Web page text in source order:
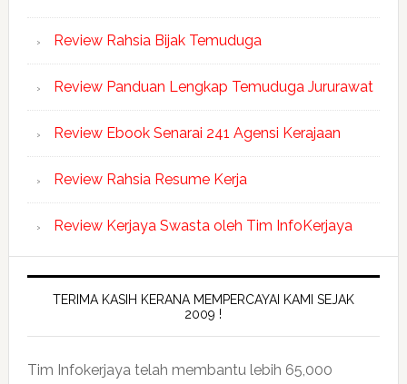
Review Rahsia Bijak Temuduga
Review Panduan Lengkap Temuduga Jururawat
Review Ebook Senarai 241 Agensi Kerajaan
Review Rahsia Resume Kerja
Review Kerjaya Swasta oleh Tim InfoKerjaya
TERIMA KASIH KERANA MEMPERCAYAI KAMI SEJAK
2009 !
Tim Infokerjaya telah membantu lebih 65,000